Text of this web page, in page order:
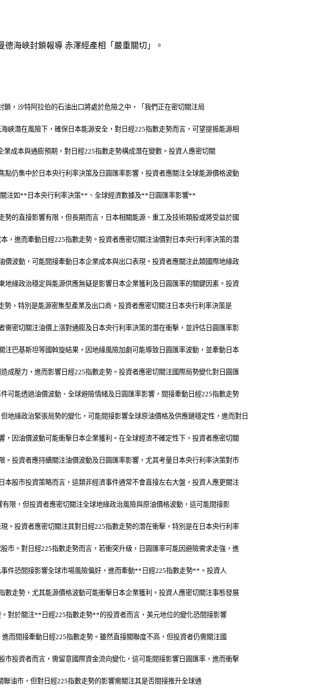
海峽封鎖報導 赤澤經產相「嚴重關切」。
，沙特阿拉伯的石油出口將處於危險之中，「我們正在密切關注局
峽潛在風險下，確保日本能源安全，對日經225指數走勢而言，可望提振能源相
成本與通膨預期，對日經225指數走勢構成潛在變數。投資人應密切關
仍集中於日本央行利率決策及日圓匯率影響，投資者應關注全球能源價格波動
注如**日本央行利率決策**、全球經濟數據及**日圓匯率影響**
的直接影響有限，但長期而言，日本相關能源、重工及技術類股或將受益於國
，進而牽動日經225指數走勢。投資者應密切關注油價對日本央行利率決策的潛
波動，可能間接牽動日本企業成本與出口表現。投資者應關注此類國際地緣政
緣政治穩定與能源供應無疑是影響日本企業獲利及日圓匯率的關鍵因素。投資
，特別是能源密集型產業及出口商。投資者應密切關注日本央行利率決策是
密切關注油價上漲對通膨及日本央行利率決策的潛在衝擊，並評估日圓匯率影
巴基斯坦等國斡旋結果，因地緣風險加劇可能導致日圓匯率波動，並牽動日本
成壓力，進而影響日經225指數走勢。投資者應密切關注國際局勢變化對日圓匯
可能透過油價波動、全球避險情緒及日圓匯率影響，間接牽動日經225指數走勢
地緣政治緊張局勢的變化，可能間接影響全球原油價格及供應鏈穩定性，進而對日
因油價波動可能衝擊日本企業獲利。在全球經濟不確定性下，投資者應密切關
投資者應持續關注油價波動及日圓匯率影響，尤其考量日本央行利率決策對市
股市投資策略而言，這類非經濟事件通常不會直接左右大盤，投資人應更關注
限，但投資者應密切關注全球地緣政治風險與原油價格波動，這可能間接影
。投資者應密切關注其對日經225指數走勢的潛在衝擊，特別是在日本央行利率
市。對日經225指數走勢而言，若衝突升級，日圓匯率可能因避險需求走強，進
件恐間接影響全球市場風險偏好，進而牽動**日經225指數走勢**。投資人
走勢，尤其能源價格波動可能衝擊日本企業獲利。投資人應密切關注事態發展
對於關注**日經225指數走勢**的投資者而言，美元地位的變化恐間接影響
而間接牽動日經225指數走勢。雖然直接關聯度不高，但投資者仍需關注國
投資者而言，需留意國際資金流向變化，這可能間接影響日圓匯率，進而衝擊
油市，但對日經225指數走勢的影響需關注其是否間接推升全球通